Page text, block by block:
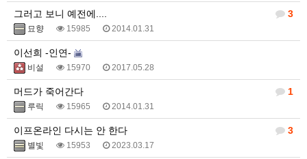
3
그러고 보니 예전에....
묘향 15985 2014.01.31
이선희 -인연-
비설 15970 2017.05.28
1
머드가 죽어간다
루릭 15965 2014.01.31
3
이프온라인 다시는 안 한다
별빛 15953 2023.03.17